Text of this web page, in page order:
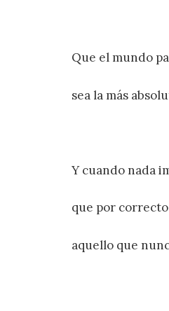
Que el mundo
sea la más
Y cuando nada
que por
aquello que